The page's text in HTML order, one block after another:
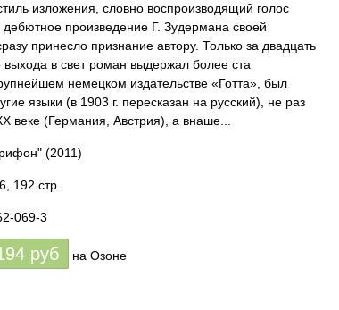
изложения, словно воспроизводящий голос
дебютное произведение Г. Зудермана своей
принесло признание автору. Только за двадцать
выхода в свет роман выдержал более ста
немецком издательстве «Готта», был
языки (в 1903 г. пересказан на русский), не раз
веке (Германия, Австрия), а внаше...
(2011)
192 стр.
069-3
руб на Озоне